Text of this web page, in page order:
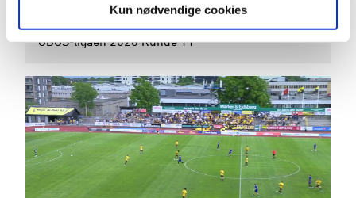
Kun nødvendige cookies
Stabæk - Egersund 3-1
OBOS-ligaen 2026 Runde 11